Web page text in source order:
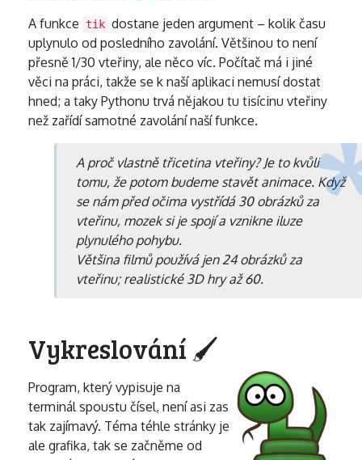
A funkce
tik dostane jeden argument – kolik času
uplynulo od posledního zavolání. Většinou to není
přesně 1/30 vteřiny, ale něco víc. Počítač má i jiné
věci na práci, takže se k naší aplikaci nemusí dostat
hned; a taky Pythonu trvá nějakou tu tisícinu vteřiny
než zařídí samotné zavolání naší funkce.
A proč vlastně třicetina vteřiny? Je to kvůli
tomu, že potom budeme stavět animace. Když
se nám před očima vystřídá 30 obrázků za
vteřinu, mozek si je spojí a vznikne iluze
plynulého pohybu.
Většina filmů používá jen 24 obrázků za
vteřinu; realistické 3D hry až 60.
Vykreslování 🖌
Program, který vypisuje na
terminál spoustu čísel, není asi zas
tak zajímavý. Téma téhle stránky je
ale grafika, tak se začněme od